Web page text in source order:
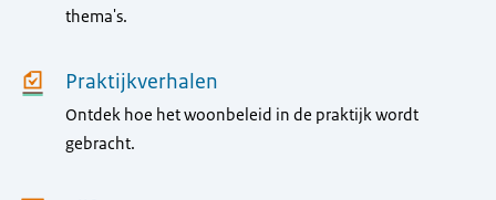
thema's.
Praktijkverhalen
Ontdek hoe het woonbeleid in de praktijk wordt
gebracht.